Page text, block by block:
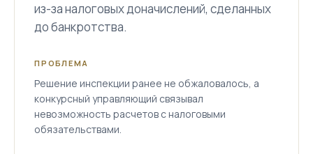
из-за налоговых доначислений, сделанных
до банкротства.
ПРОБЛЕМА
Решение инспекции ранее не обжаловалось, а
конкурсный управляющий связывал
невозможность расчетов с налоговыми
обязательствами.